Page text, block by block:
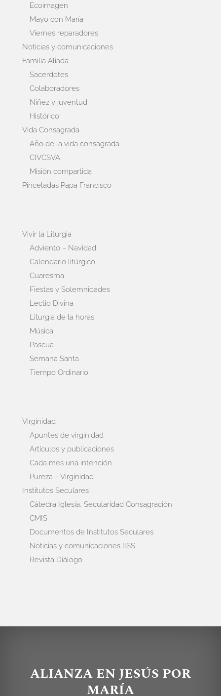
Ecoimagen
Mayo con María
Viernes reparadores
Noticias y comunicaciones
Familia Aliada
Sacerdotes
Colaboradores
Niñez y juventud
Histórico
Vida Consagrada
Año de la vida consagrada
CIVCSVA
Misión compartida
Pinceladas Papa Francisco
Vivir la Liturgia
Adviento – Navidad
Calendario litúrgico
Cuaresma
Fiestas y Solemnidades
Lectio Divina
Liturgia de la horas
Música
Pascua
Semana Santa
Tiempo Ordinario
Virginidad
Apuntes de virginidad
Artículos y publicaciones
Cada mes una intención
Pureza – Virginidad
Institutos Seculares
Cátedra Iglesia, Secularidad Consagración
CMIS
Documentos de Institutos Seculares
Noticias y comunicaciones IISS
Revista Diálogo
ALIANZA EN JESÚS POR
MARÍA